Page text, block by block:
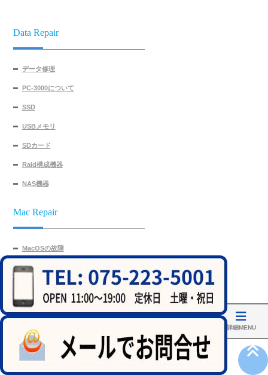
ホーム 詳細MENU
Data Repair
データ修理
PC-3000について
SSD
USBメモリ
SDカード
Raid構成機器
NAS機器
Mac Repair
MacOSの故障
Macのメイン基盤修理
Macのキーボード修理
Macの内部修理
Display Repair